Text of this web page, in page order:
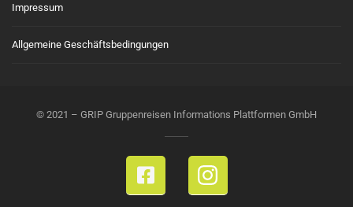
Impressum
Allgemeine Geschäftsbedingungen
© 2021 – GRIP Gruppenreisen Informations Plattformen GmbH